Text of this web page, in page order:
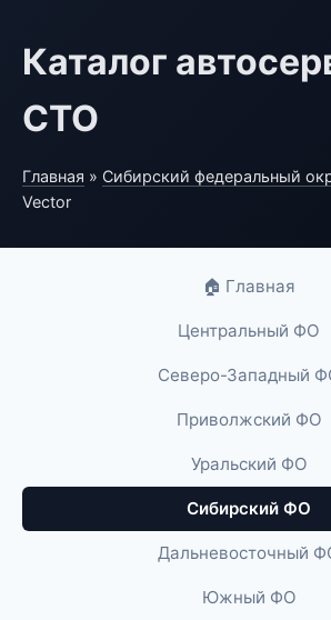
Каталог
СТО
Главная » Сибирский федеральный
Vector
🏠 Главная
Центральный ФО
Северо-Западный
Приволжский ФО
Уральский ФО
Сибирский ФО
Дальневосточный
Южный ФО